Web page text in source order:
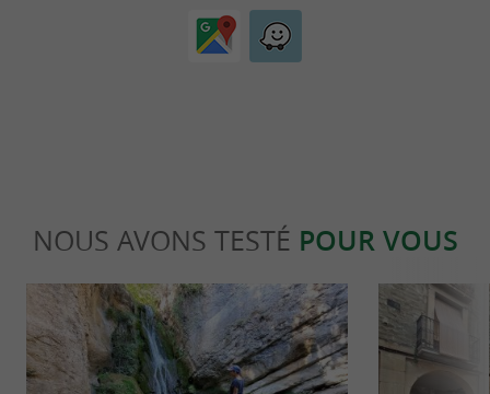
NOUS AVONS TESTÉ POUR VOUS